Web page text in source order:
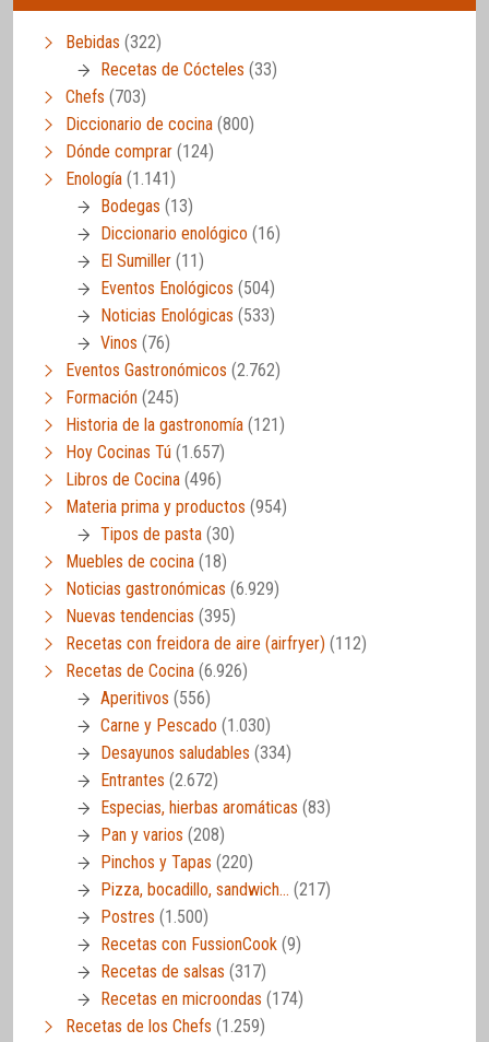
Bebidas (322)
Recetas de Cócteles (33)
Chefs (703)
Diccionario de cocina (800)
Dónde comprar (124)
Enología (1.141)
Bodegas (13)
Diccionario enológico (16)
El Sumiller (11)
Eventos Enológicos (504)
Noticias Enológicas (533)
Vinos (76)
Eventos Gastronómicos (2.762)
Formación (245)
Historia de la gastronomía (121)
Hoy Cocinas Tú (1.657)
Libros de Cocina (496)
Materia prima y productos (954)
Tipos de pasta (30)
Muebles de cocina (18)
Noticias gastronómicas (6.929)
Nuevas tendencias (395)
Recetas con freidora de aire (airfryer) (112)
Recetas de Cocina (6.926)
Aperitivos (556)
Carne y Pescado (1.030)
Desayunos saludables (334)
Entrantes (2.672)
Especias, hierbas aromáticas (83)
Pan y varios (208)
Pinchos y Tapas (220)
Pizza, bocadillo, sandwich… (217)
Postres (1.500)
Recetas con FussionCook (9)
Recetas de salsas (317)
Recetas en microondas (174)
Recetas de los Chefs (1.259)